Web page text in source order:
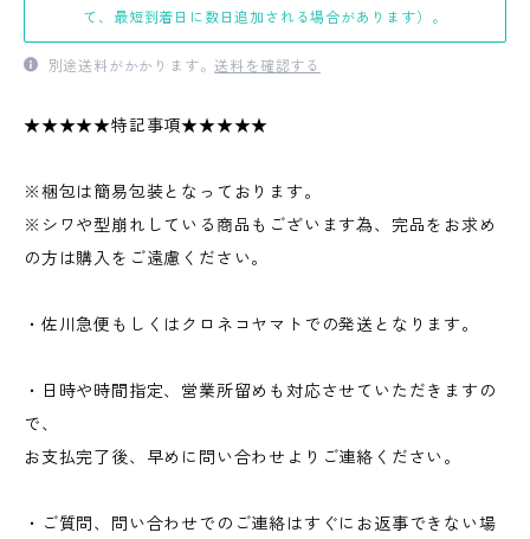
て、最短到着日に数日追加される場合があります）。
別途送料がかかります。送料を確認する
★★★★★特記事項★★★★★
※梱包は簡易包装となっております。
※シワや型崩れしている商品もございます為、完品をお求め
の方は購入をご遠慮ください。
・佐川急便もしくはクロネコヤマトでの発送となります。
・日時や時間指定、営業所留めも対応させていただきますの
で、
お支払完了後、早めに問い合わせよりご連絡ください。
・ご質問、問い合わせでのご連絡はすぐにお返事できない場